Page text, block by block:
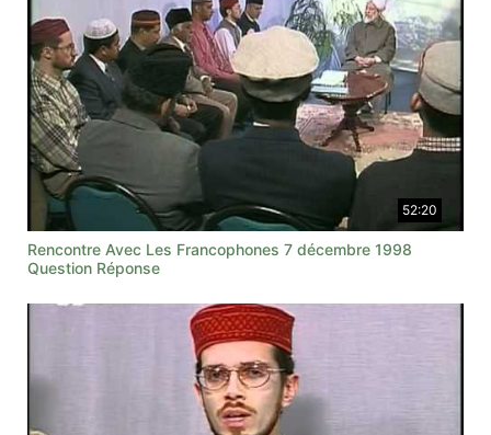
52:20
Rencontre Avec Les Francophones 7 décembre 1998
Question Réponse